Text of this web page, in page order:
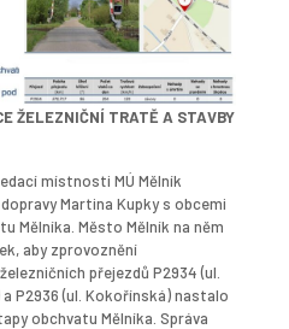
ŽELEZNIČNÍ TRATĚ A STAVBY
místnosti MÚ Mělník
Martina Kupky s obcemi
Mělníka. Město Mělník na něm
aby zprovoznění
přejezdů P2934 (ul.
P2936 (ul. Kokořínská) nastalo
obchvatu Mělníka. Správa